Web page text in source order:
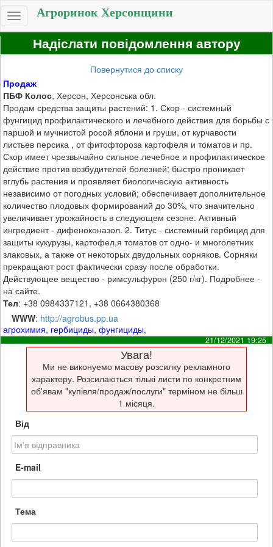
Toggle
navigation
Агроринок Херсонщини
Надіслати повідомлення автору
Повернутися до списку
Продаж
ПБФ Колос, Херсон, Херсонська обл.
Продам средства защиты растений: 1. Скор - системный
фунгицид профилактического и лечебного действия для борьбы с
паршой и мучнистой росой яблони и груши, от курчавости
листьев персика , от фитофтороза картофеля и томатов и пр.
Скор имеет чрезвычайно сильное лечебное и профилактическое
действие против возбудителей болезней; быстро проникает
вглубь растения и проявляет биологическую активность
независимо от погодных условий; обеспечивает дополнительное
количество плодовых формирований до 30%, что значительно
увеличивает урожайность в следующем сезоне. Активный
ингредиент - дифеноконазол. 2. Титус - системный гербицид для
защиты кукурузы, картофел,я томатов от одно- и многолетних
злаковых, а также от некоторых двудольных сорняков. Сорняки
прекращают рост фактически сразу после обработки.
Действующее вещество - римсульфурон (250 г/кг). Подробнее -
на сайте.
Тел: +38 0984337121, +38 0664380368
WWW: http://agrobus.pp.ua
агрохимия, гербициды,фунгициды,
21/12/2021 19:25
Увага!
Ми не виконуемо масову розсилку рекламного
характеру. Розсилаються тількі листи по конкретним
об'явам "купівля/продаж/послуги" терміном не більш
1 місяця.
Від
E-mail
Тема